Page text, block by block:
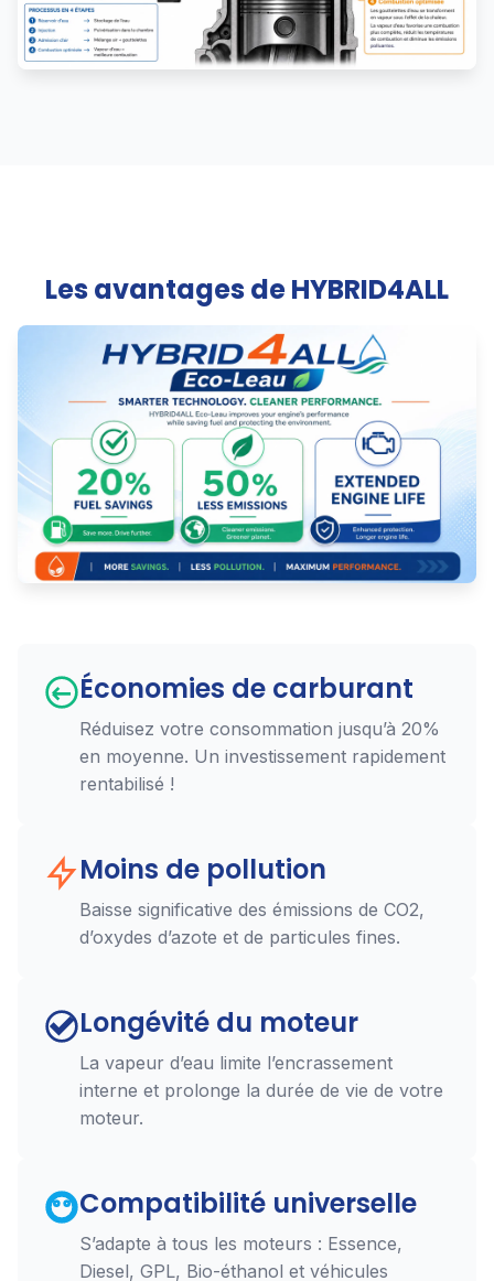
Les avantages de HYBRID4ALL
Économies de carburant
Réduisez votre consommation jusqu’à 20%
en moyenne. Un investissement rapidement
rentabilisé !
Moins de pollution
Baisse significative des émissions de CO2,
d’oxydes d’azote et de particules fines.
Longévité du moteur
La vapeur d’eau limite l’encrassement
interne et prolonge la durée de vie de votre
moteur.
Compatibilité universelle
S’adapte à tous les moteurs : Essence,
Diesel, GPL, Bio-éthanol et véhicules